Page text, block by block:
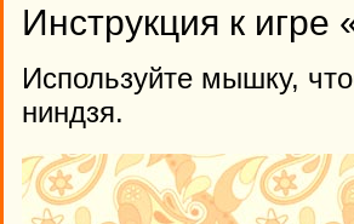
Инструкция к
Используйте мышку,
ниндзя.